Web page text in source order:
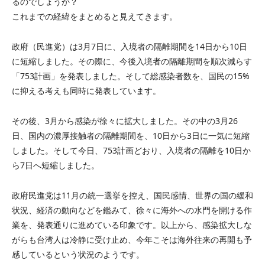
これまでの経緯をまとめると見えてきます。
政府（民進党）は3月7日に、入境者の隔離期間を14日から10日
に短縮しました。その際に、今後入境者の隔離期間を順次減らす
「753計画」を発表しました。そして総感染者数を、国民の15%
に抑える考えも同時に発表しています。
その後、3月から感染が徐々に拡大しました。その中の3月26
日、国内の濃厚接触者の隔離期間を、10日から3日に一気に短縮
しました。そして今日、753計画どおり、入境者の隔離を10日か
ら7日へ短縮しました。
政府民進党は11月の統一選挙を控え、国民感情、世界の国の緩和
状況、経済の動向などを鑑みて、徐々に海外への水門を開ける作
業を、発表通りに進めている印象です。以上から、感染拡大しな
がらも台湾人は冷静に受け止め、今年こそは海外往来の再開も予
感しているという状況のようです。